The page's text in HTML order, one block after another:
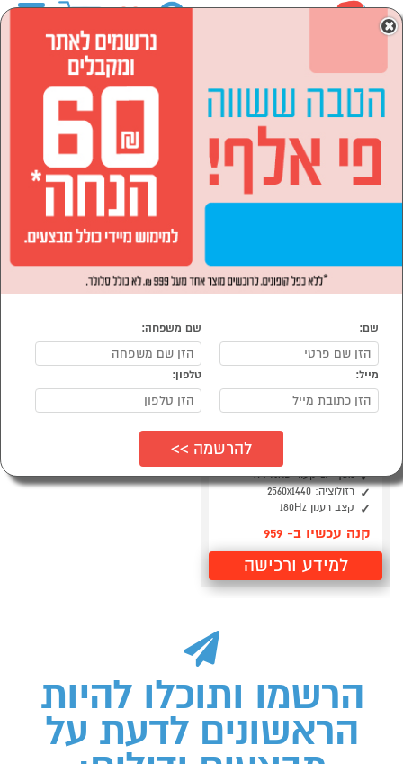
מחשבים וציוד היקפי
אביזרים וציוד היקפי
מסכי מחשב lenovo
נמצאו 1 מוצרי מסכי מחשב של מוצרי lenovo
מיון: הפופולרים ביותר
סמן להשוואה
67C6GAC2IS Legion
מסך "27 קעור פאנל VA
רזולוציה: 2560x1440
קצב רענון 180Hz
קנה עכשיו ב- 959
למידע ורכישה
הרשמו ותוכלו להיות
הראשונים לדעת על
×
שם: שם משפחה:
מייל: טלפון: